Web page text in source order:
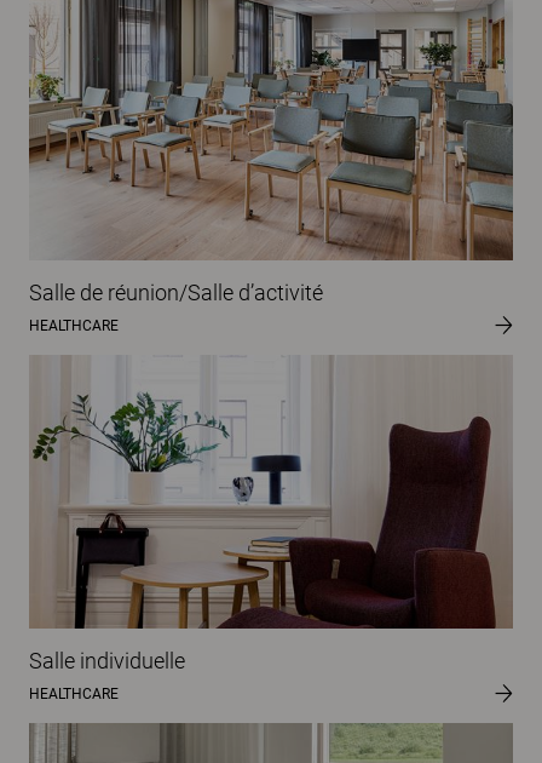
Salle de réunion/Salle d’activité
HEALTHCARE
Salle individuelle
HEALTHCARE